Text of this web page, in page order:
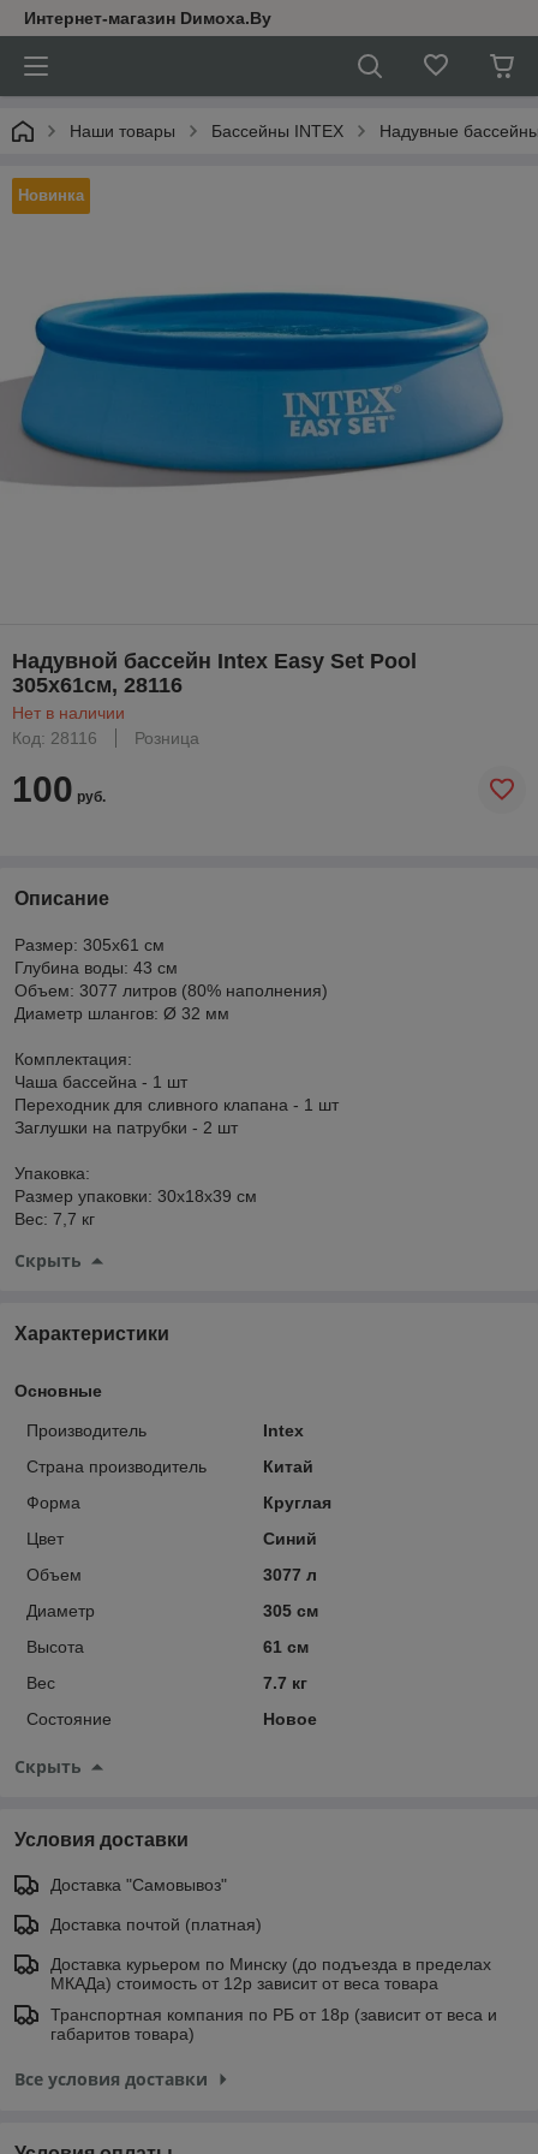
Интернет-магазин Dимoхa.By
Наши товары Бассейны INTEX Надувные
Новинка
Надувной бассейн Intex Easy Set Pool
305x61см, 28116
Нет в наличии
Код: 28116
Розница
100 руб.
Описание
Размер: 305x61 см
Глубина воды: 43 см
Объем: 3077 литров (80% наполнения)
Диаметр шлангов: Ø 32 мм
Комплектация:
Чаша бассейна - 1 шт
Переходник для сливного клапана - 1 шт
Заглушки на патрубки - 2 шт
Упаковка:
Размер упаковки: 30x18x39 см
Вес: 7,7 кг
Скрыть
Характеристики
Основные
Производитель
Intex
Страна производитель
Китай
Форма
Круглая
Цвет
Синий
Объем
3077 л
Диаметр
305 см
Высота
61 см
Вес
7.7 кг
Состояние
Новое
Скрыть
Условия доставки
Доставка "Самовывоз"
Доставка почтой (платная)
Доставка курьером по Минску (до подъезда в пределах
МКАДа) стоимость от 12р зависит от веса товара
Транспортная компания по РБ от 18р (зависит от веса и
габаритов товара)
Все условия доставки